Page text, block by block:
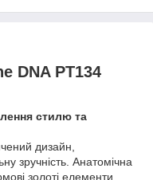
DNA PT134
стилю та
дизайн,
зручність. Анатомічна
золоті елементи